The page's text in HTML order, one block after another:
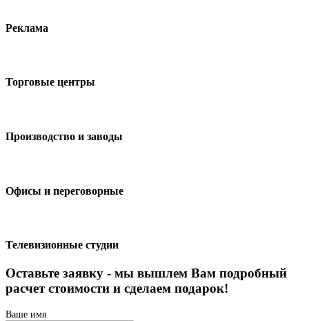
Реклама
Торговые центры
Производство и заводы
Офисы и переговорные
Телевизионные студии
Оставьте заявку - мы вышлем Вам подробный
расчет стоимости и сделаем подарок!
Ваше имя